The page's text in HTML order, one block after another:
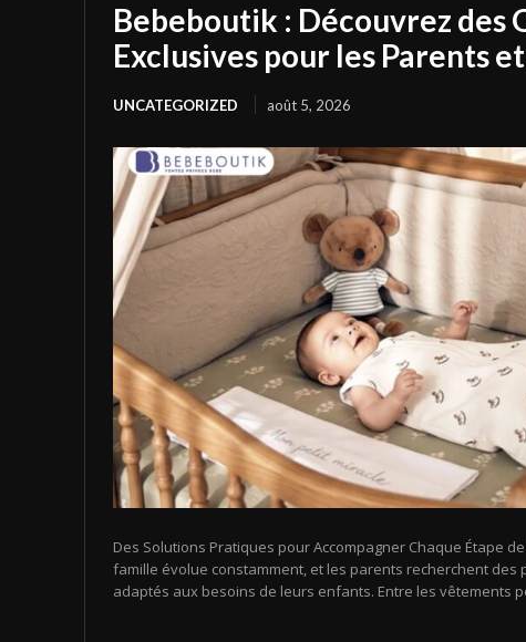
Bebeboutik : Découvrez des
Exclusives pour les Parents
UNCATEGORIZED août 5, 2026
Des Solutions Pratiques pour Accompagner Chaque Étape
famille évolue constamment, et les parents recherchent
adaptés aux besoins de leurs enfants. Entre les vêtements